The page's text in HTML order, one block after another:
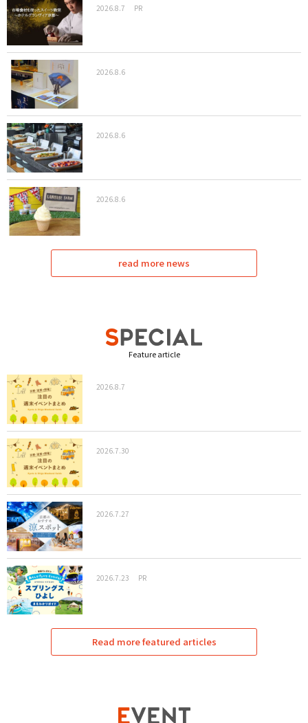
2026.8.7 PR
2026.8.6
2026.8.6
2026.8.6
read more news
Feature article
2026.8.7
2026.7.30
2026.7.27
2026.7.23 PR
Read more featured articles